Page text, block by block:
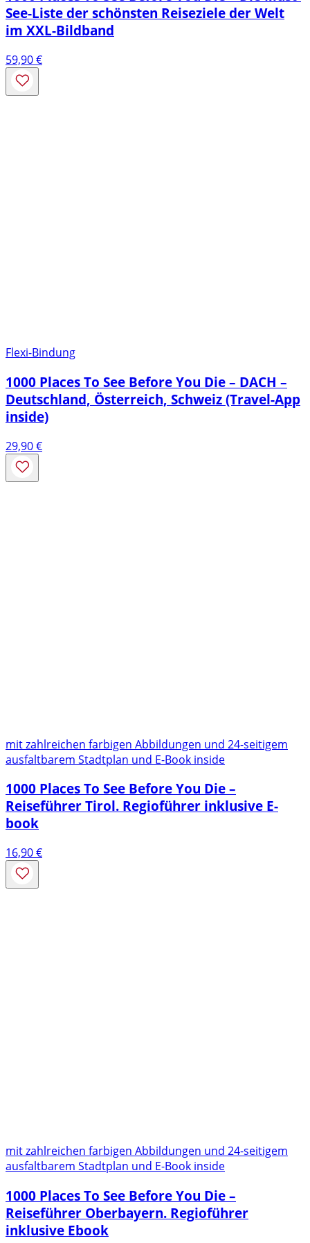
See-Liste der schönsten Reiseziele der Welt
im XXL-Bildband
59,90€
Flexi-Bindung
1000 Places To See Before You Die – DACH –
Deutschland, Österreich, Schweiz (Travel-App
inside)
29,90€
mit zahlreichen farbigen Abbildungen und 24-seitigem
ausfaltbarem Stadtplan und E-Book inside
1000 Places To See Before You Die –
Reiseführer Tirol. Regioführer inklusive E-
book
16,90€
mit zahlreichen farbigen Abbildungen und 24-seitigem
ausfaltbarem Stadtplan und E-Book inside
1000 Places To See Before You Die –
Reiseführer Oberbayern. Regioführer
inklusive Ebook